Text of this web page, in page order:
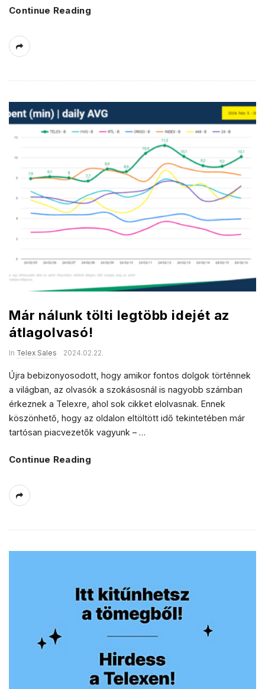
Continue Reading
Már nálunk tölti legtöbb idejét az
átlagolvasó!
In Telex Sales 2024.02.22.
Újra bebizonyosodott, hogy amikor fontos dolgok történnek
a világban, az olvasók a szokásosnál is nagyobb számban
érkeznek a Telexre, ahol sok cikket elolvasnak. Ennek
köszönhető, hogy az oldalon eltöltött idő tekintetében már
tartósan piacvezetők vagyunk – …
Continue Reading